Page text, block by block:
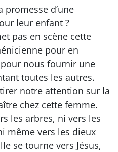
d’une
leur enfant ?
pas en scène cette
pour en
nous fournir une
toutes les autres.
notre attention sur la
chez cette femme.
les arbres, ni vers les
même vers les dieux
se tourne vers Jésus,